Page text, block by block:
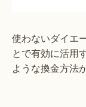
使わないダイエ
とで有効に活用
ような換金方法